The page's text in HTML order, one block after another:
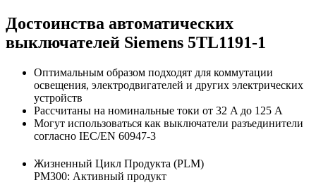
Достоинства автоматических
выключателей Siemens 5TL1191-1
Оптимальным образом подходят для коммутации
освещения, электродвигателей и других электрических
устройств
Рассчитаны на номинальные токи от 32 A до 125 A
Могут использоваться как выключатели разъединители
согласно IEC/EN 60947-3
Жизненный Цикл Продукта (PLM)
PM300: Активный продукт